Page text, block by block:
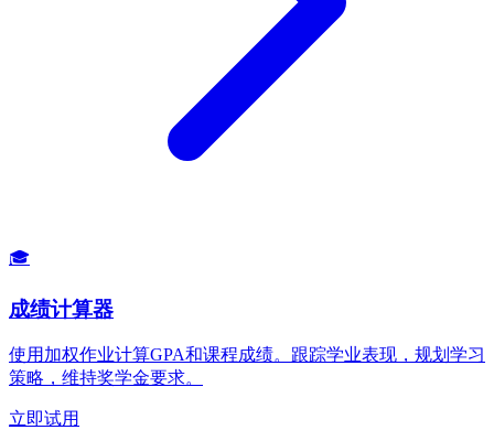
🎓
成绩计算器
使用加权作业计算GPA和课程成绩。跟踪学业表现，规划学习
策略，维持奖学金要求。
立即试用